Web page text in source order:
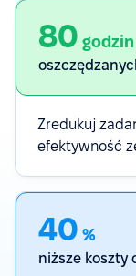
80 godzin
Zredukuj
efektywność
40 %
niższe koszty